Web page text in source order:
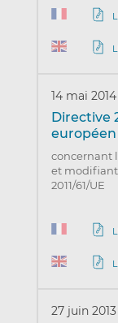
14 mai 2014
Directive
européen
concernant
et modifiant
2011/61/UE
27 juin 2013